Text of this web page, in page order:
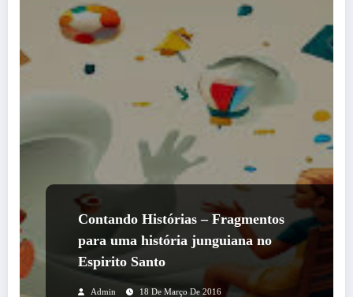
Contando Histórias – Fragmentos
para uma história junguiana no
Espirito Santo
Admin 18 De Março De 2016